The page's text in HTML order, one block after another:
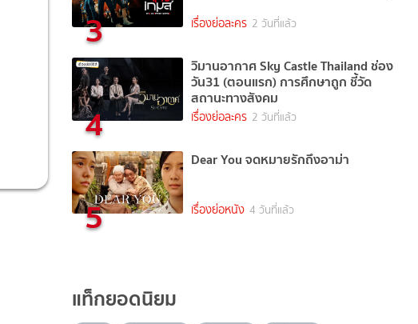
3 เรื่องย่อละคร 2 วันที่แล้ว
4
วิมานอากาศ Sky Castle Thailand ช่อง
วัน31 (ตอนแรก) การศึกษาถูก ชี้วัด
สถานะทางสังคม
เรื่องย่อละคร 2 วันที่แล้ว
5
Dear You จดหมายรักถึงอาม่า
เรื่องย่อหนัง 4 วันที่แล้ว
แท็กยอดนิยม